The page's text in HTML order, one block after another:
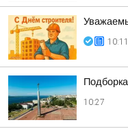
10:11
10:27